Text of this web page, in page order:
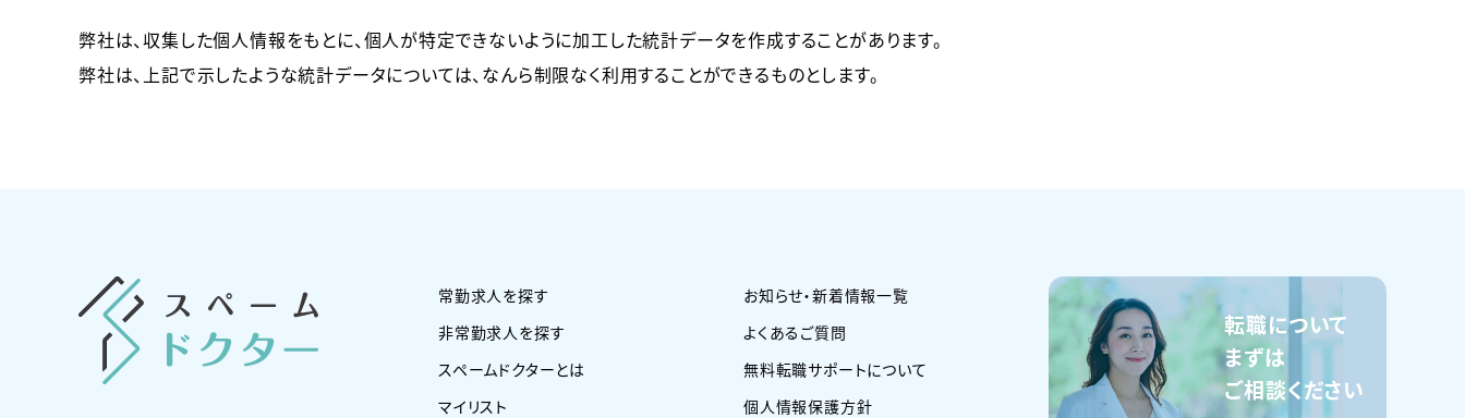
弊社は、収集した個人情報をもとに、個人が特定できないように加工した統計データを作成することがあります。
弊社は、上記で示したような統計データについては、なんら制限なく利用することができるものとします。
常勤求人を探す
非常勤求人を探す
スペームドクターとは
マイリスト
お知らせ・新着情報一覧
よくあるご質問
無料転職サポートについて
個人情報保護方針
転職について
まずは
ご相談ください